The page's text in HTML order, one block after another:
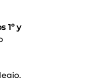
1º y